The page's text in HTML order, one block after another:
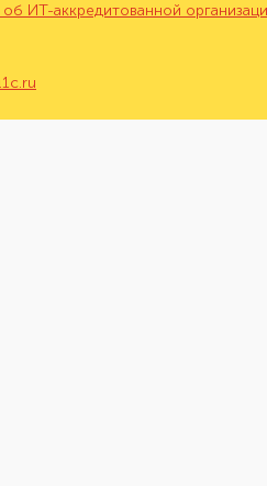
ИТ-аккредитованной